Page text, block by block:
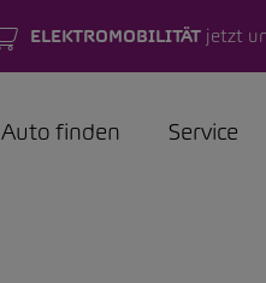
ELEKTROMOBILITÄTjetzt
Auto finden Service